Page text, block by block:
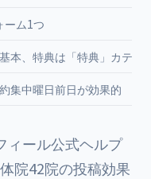
ーム1つ
本、特典は「特典」カテゴ
集中曜日前日が効果的
ィール公式ヘルプ
院42院の投稿効果